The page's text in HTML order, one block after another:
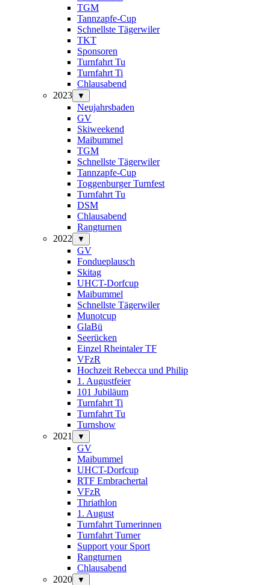
TGM
Tannzapfe-Cup
Schnellste Tägerwiler
TKT
Sponsoren
Turnfahrt Tu
Turnfahrt Ti
Chlausabend
2023
▼
Neujahrsbaden
GV
Skiweekend
Maibummel
TGM
Schnellste Tägerwiler
Tannzapfe-Cup
Toggenburger Turnfest
Turnfahrt Tu
DSM
Chlausabend
Rangturnen
2022
▼
GV
Fondueplausch
Skitag
UHCT-Dorfcup
Maibummel
Schnellste Tägerwiler
Munotcup
GlaBü
Seerücken
Einzel Rheintaler TF
VFzR
Hochzeit Rebecca und Philip
1. Augustfeier
101 Jubiläum
Turnfahrt Ti
Turnfahrt Tu
Turnshow
2021
▼
GV
Maibummel
UHCT-Dorfcup
RTF Embrachertal
VFzR
Thriathlon
1. August
Turnfahrt Turnerinnen
Turnfahrt Turner
Support your Sport
Rangturnen
Chlausabend
2020
▼